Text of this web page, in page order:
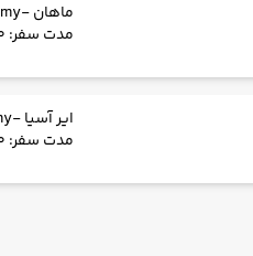
ماهان -Economy
مدت سفر: 08:00
ایر آسیا -Economy
مدت سفر: 07:00